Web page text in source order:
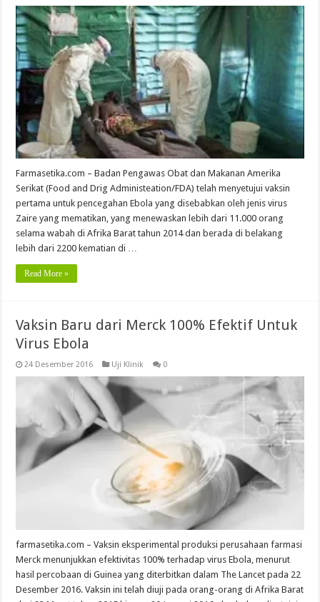
Farmasetika.com – Badan Pengawas Obat dan Makanan Amerika
Serikat (Food and Drig Administeation/FDA) telah menyetujui vaksin
pertama untuk pencegahan Ebola yang disebabkan oleh jenis virus
Zaire yang mematikan, yang menewaskan lebih dari 11.000 orang
selama wabah di Afrika Barat tahun 2014 dan berada di belakang
lebih dari 2200 kematian di …
Read More »
Vaksin Baru dari Merck 100% Efektif Untuk
Virus Ebola
24 Desember 2016 Uji Klinik 0
farmasetika.com – Vaksin eksperimental produksi perusahaan farmasi
Merck menunjukkan efektivitas 100% terhadap virus Ebola, menurut
hasil percobaan di Guinea yang diterbitkan dalam The Lancet pada 22
Desember 2016. Vaksin ini telah diuji pada orang-orang di Afrika Barat